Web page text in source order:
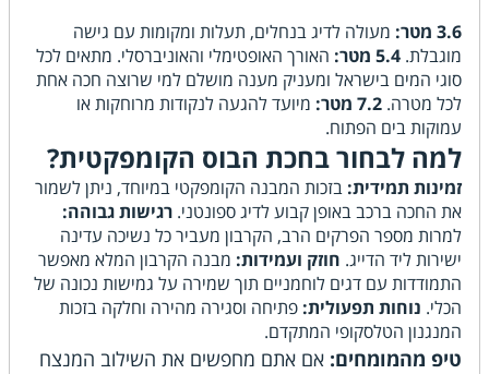
3.6 מטר:
מעולה לדיג בנחלים, תעלות ומקומות עם גישה
מוגבלת. 5.4 מטר:
האורך האופטימלי והאוניברסלי. מתאים לכל
סוגי המים בישראל ומעניק מענה מושלם למי שרוצה חכה אחת
לכל מטרה. 7.2 מטר:
מיועד להגעה לנקודות מרוחקות או
עמוקות בים הפתוח.
למה לבחור בחכת הבוס הקומפקטית?
זמינות תמידית: בזכות המבנה הקומפקטי במיוחד, ניתן לשמור
את החכה ברכב באופן קבוע לדיג ספונטני. רגישות גבוהה:
למרות מספר הפרקים הרב, הקרבון מעביר כל נשיכה עדינה
ישירות ליד הדייג. חוזק ועמידות: מבנה הקרבון המלא מאפשר
התמודדות עם דגים לוחמניים תוך שמירה על גמישות נכונה של
הכלי. נוחות תפעולית: פתיחה וסגירה מהירה וחלקה בזכות
המנגנון הטלסקופי המתקדם.
טיפ מהמומחים: אם אתם מחפשים את השילוב המנצח